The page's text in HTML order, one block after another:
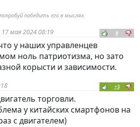
победить его в мыслях.
17 мая 2024 08:19 0
у наших управленцев
ноль патриотизма, но зато
корысти и зависимости.
+3
торговли.
у китайских смартфонов на
с двигателем)